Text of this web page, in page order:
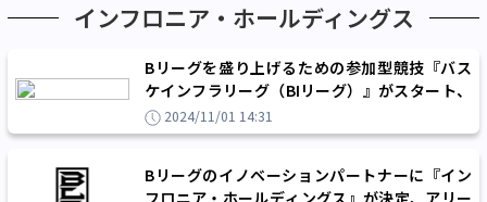
インフロニア・ホールディングス
Bリーグを盛り上げるための参加型競技『バス
ケインフラリーグ（BIリーグ）』がスタート、
お気に入りのクラブを1位に！
2024/11/01 14:31
Bリーグのイノベーションパートナーに『イン